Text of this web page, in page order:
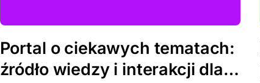
Portal o ciekawych tematach:
źródło wiedzy i interakcji dla